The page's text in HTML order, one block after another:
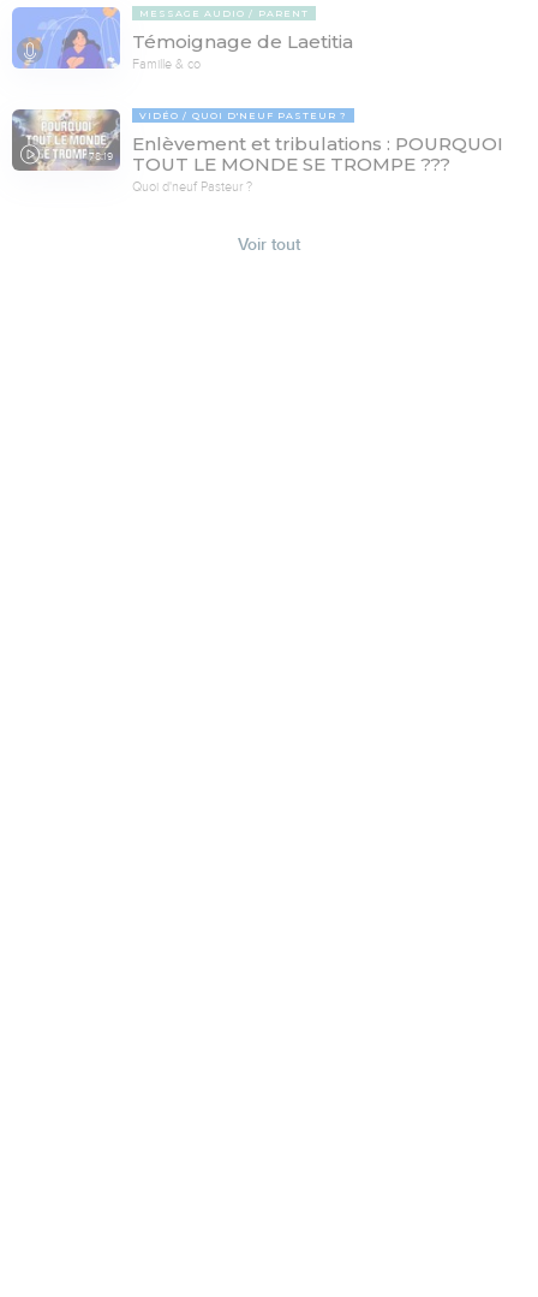
MESSAGE AUDIO PARENT
Témoignage de Laetitia
Famille & co
78:19
VIDÉO QUOI D'NEUF PASTEUR ?
Enlèvement et tribulations : POURQUOI
TOUT LE MONDE SE TROMPE ???
Quoi d'neuf Pasteur ?
Voir tout